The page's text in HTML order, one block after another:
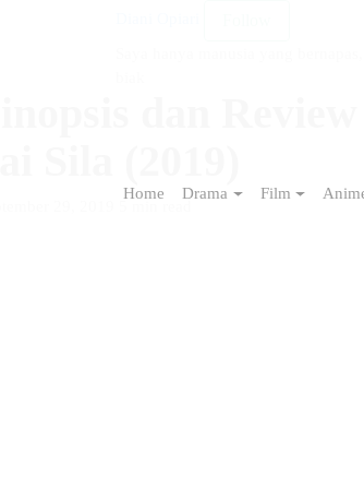
Home Drama Film
Sinopsis dan